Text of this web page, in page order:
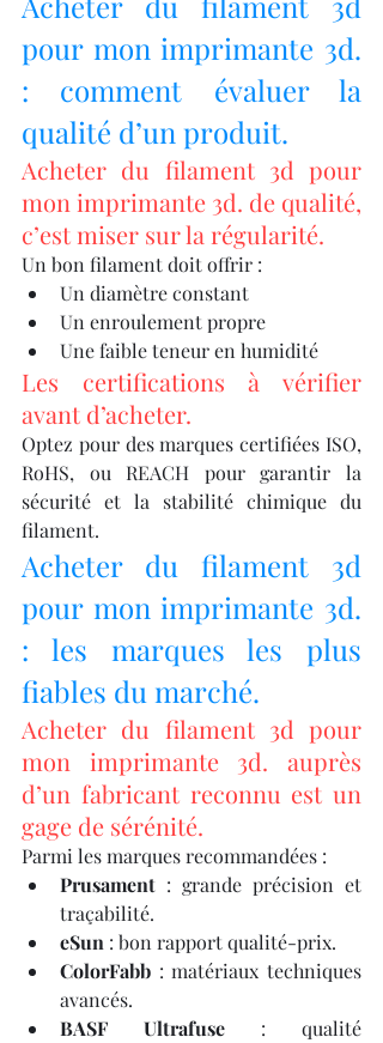
pour mon imprimante 3d.
: comment évaluer la
qualité d’un produit.
Acheter du filament 3d pour
mon imprimante 3d. de qualité,
c’est miser sur la régularité.
Un bon filament doit offrir :
Un diamètre constant
Un enroulement propre
Une faible teneur en humidité
Les certifications à vérifier
avant d’acheter.
Optez pour des marques certifiées ISO,
RoHS, ou REACH pour garantir la
sécurité et la stabilité chimique du
filament.
Acheter du filament 3d
pour mon imprimante 3d.
: les marques les plus
fiables du marché.
Acheter du filament 3d pour
mon imprimante 3d. auprès
d’un fabricant reconnu est un
gage de sérénité.
Parmi les marques recommandées :
Prusament : grande précision et
traçabilité.
eSun : bon rapport qualité-prix.
ColorFabb : matériaux techniques
avancés.
BASF Ultrafuse : qualité